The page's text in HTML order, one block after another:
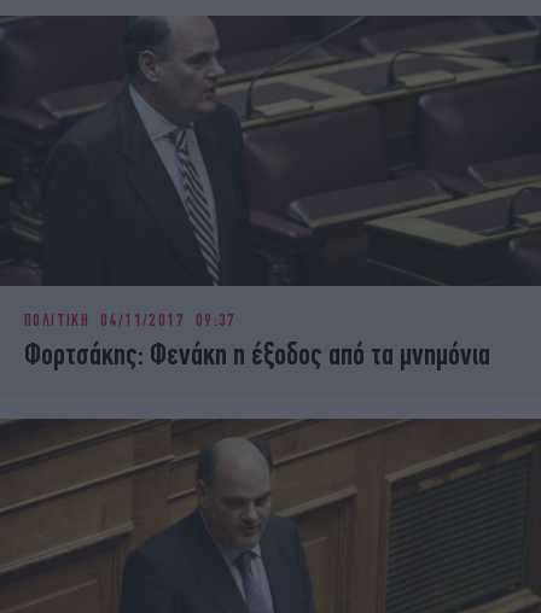
ΠΟΛΙΤΙΚΗ 04/11/2017 09:37
Φορτσάκης: Φενάκη η έξοδος από τα μνημόνια